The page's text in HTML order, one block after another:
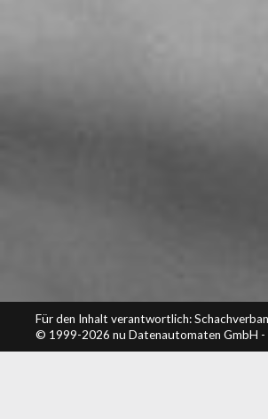
Für den Inhalt verantwortlich:
© 1999-2026 nu Datenautomaten GmbH